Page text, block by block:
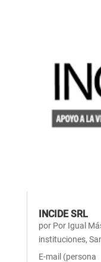
INCIDE SRL
por Por Igual
instituciones,
E-mail (persona